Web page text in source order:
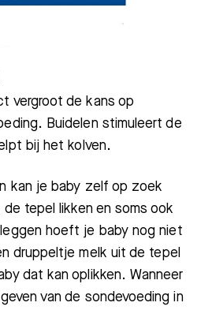
vergroot de kans op
Buidelen stimuleert de
bij het kolven.
kan je baby zelf op zoek
tepel likken en soms ook
hoeft je baby nog niet
druppeltje melk uit de tepel
dat kan oplikken. Wanneer
van de sondevoeding in